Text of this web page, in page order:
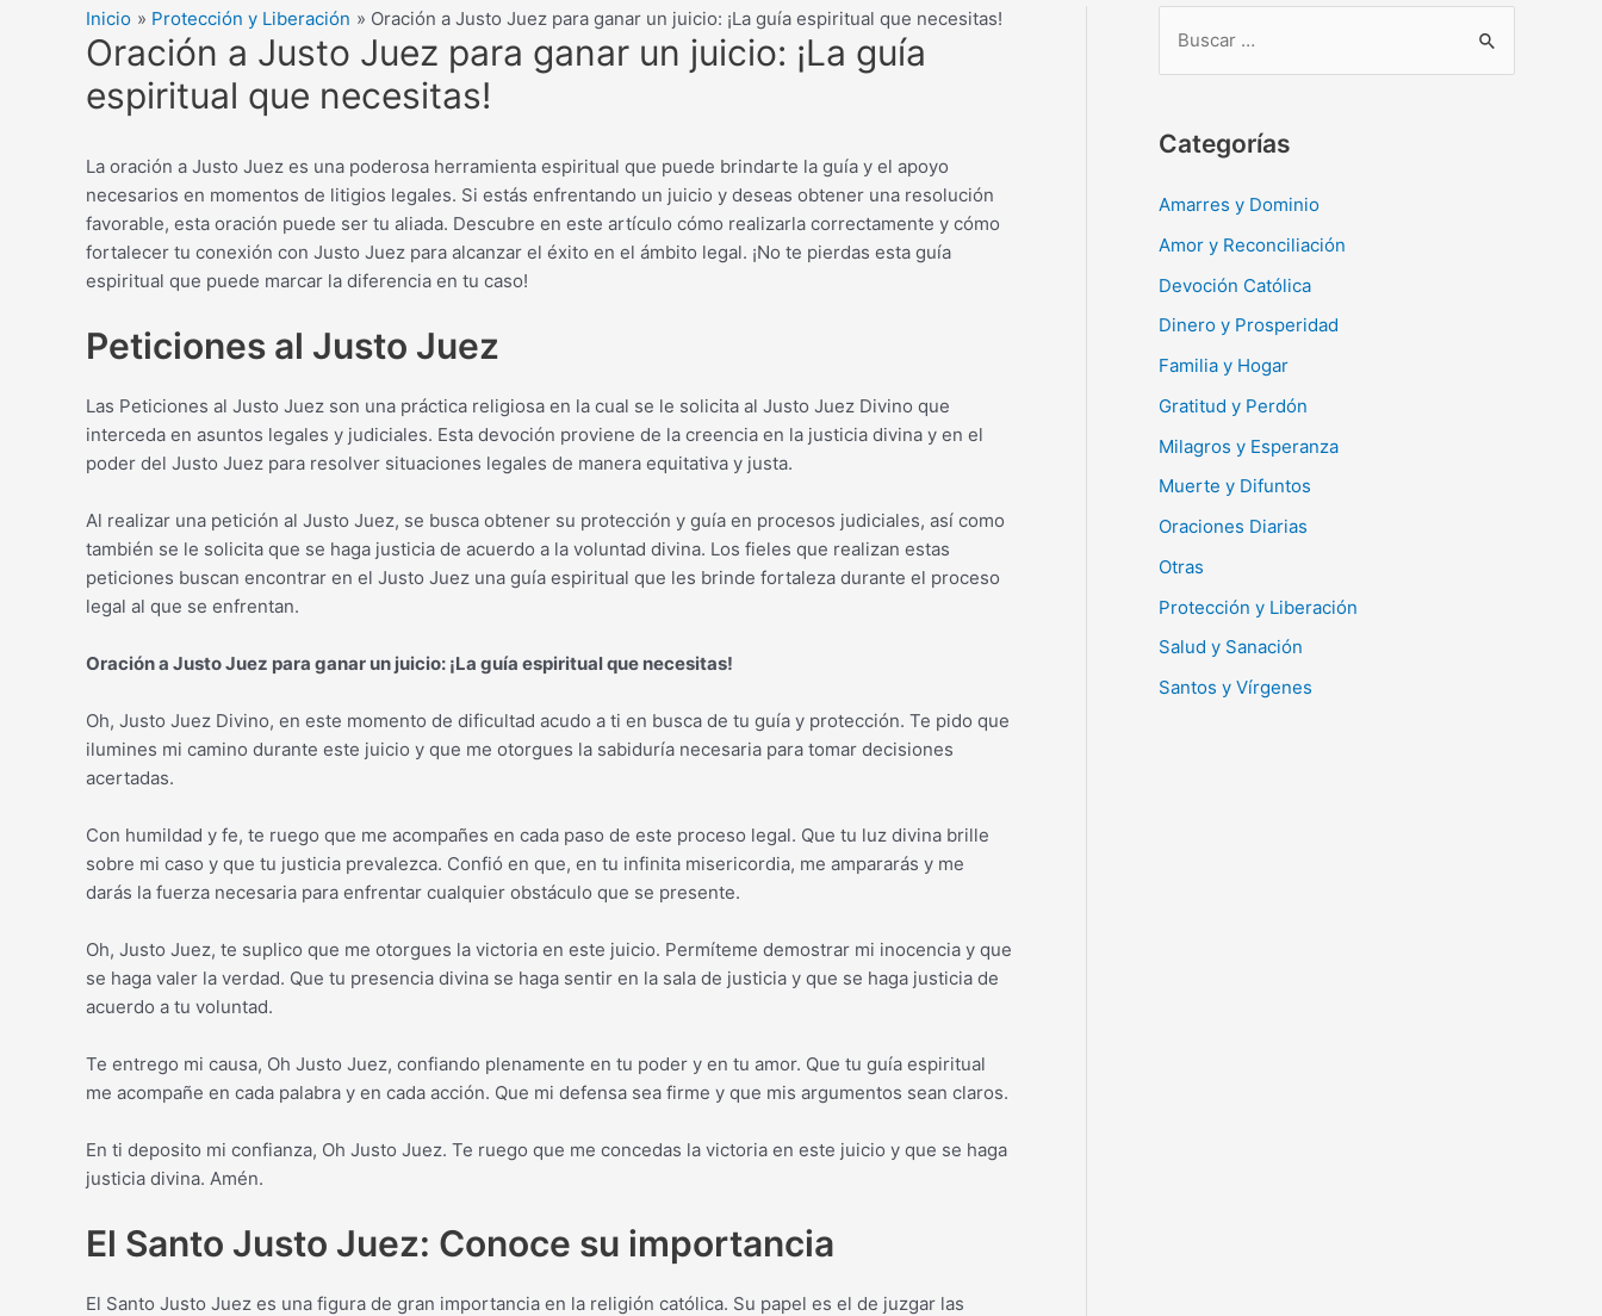
Inicio Protección y Liberación Oración a Justo Juez para ganar un juicio: ¡La guía espiritual que necesitas!
Oración a Justo Juez para ganar un juicio: ¡La guía
espiritual que necesitas!
La oración a Justo Juez es una poderosa herramienta espiritual que puede brindarte la guía y el apoyo
necesarios en momentos de litigios legales. Si estás enfrentando un juicio y deseas obtener una resolución
favorable, esta oración puede ser tu aliada. Descubre en este artículo cómo realizarla correctamente y cómo
fortalecer tu conexión con Justo Juez para alcanzar el éxito en el ámbito legal. ¡No te pierdas esta guía
espiritual que puede marcar la diferencia en tu caso!
Peticiones al Justo Juez
Las Peticiones al Justo Juez son una práctica religiosa en la cual se le solicita al Justo Juez Divino que
interceda en asuntos legales y judiciales. Esta devoción proviene de la creencia en la justicia divina y en el
poder del Justo Juez para resolver situaciones legales de manera equitativa y justa.
Al realizar una petición al Justo Juez, se busca obtener su protección y guía en procesos judiciales, así como
también se le solicita que se haga justicia de acuerdo a la voluntad divina. Los fieles que realizan estas
peticiones buscan encontrar en el Justo Juez una guía espiritual que les brinde fortaleza durante el proceso
legal al que se enfrentan.
Oración a Justo Juez para ganar un juicio: ¡La guía espiritual que necesitas!
Oh, Justo Juez Divino, en este momento de dificultad acudo a ti en busca de tu guía y protección. Te pido que
ilumines mi camino durante este juicio y que me otorgues la sabiduría necesaria para tomar decisiones
acertadas.
Con humildad y fe, te ruego que me acompañes en cada paso de este proceso legal. Que tu luz divina brille
sobre mi caso y que tu justicia prevalezca. Confió en que, en tu infinita misericordia, me ampararás y me
darás la fuerza necesaria para enfrentar cualquier obstáculo que se presente.
Oh, Justo Juez, te suplico que me otorgues la victoria en este juicio. Permíteme demostrar mi inocencia y que
se haga valer la verdad. Que tu presencia divina se haga sentir en la sala de justicia y que se haga justicia de
acuerdo a tu voluntad.
Te entrego mi causa, Oh Justo Juez, confiando plenamente en tu poder y en tu amor. Que tu guía espiritual
me acompañe en cada palabra y en cada acción. Que mi defensa sea firme y que mis argumentos sean claros.
En ti deposito mi confianza, Oh Justo Juez. Te ruego que me concedas la victoria en este juicio y que se haga
justicia divina. Amén.
El Santo Justo Juez: Conoce su importancia
El Santo Justo Juez es una figura de gran importancia en la religión católica. Su papel es el de juzgar las
c
r
Categorías
Amarres y Dominio
Amor y Reconciliación
Devoción Católica
Dinero y Prosperidad
Familia y Hogar
Gratitud y Perdón
Milagros y Esperanza
Muerte y Difuntos
Oraciones Diarias
Otras
Protección y Liberación
Salud y Sanación
Santos y Vírgenes